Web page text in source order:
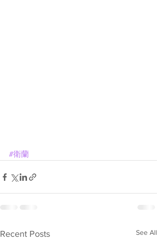
#衛蘭
Recent Posts See All